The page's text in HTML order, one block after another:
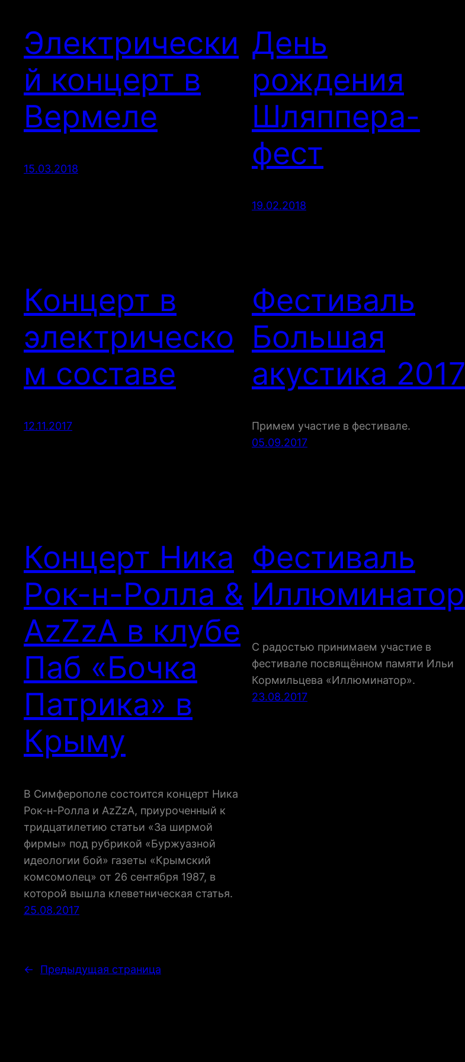
Электрически
й концерт в
Вермеле
15.03.2018
День
рождения
Шляппера-
фест
19.02.2018
Концерт в
электрическо
м составе
12.11.2017
Фестиваль
Большая
акустика 2017
Примем участие в фестивале.
05.09.2017
Концерт Ника
Рок-н-Ролла &
AzZzA в клубе
Паб «Бочка
Патрика» в
Крыму
В Симферополе состоится концерт Ника
Рок-н-Ролла и AzZzA, приуроченный к
тридцатилетию статьи «За ширмой
фирмы» под рубрикой «Буржуазной
идеологии бой» газеты «Крымский
комсомолец» от 26 сентября 1987, в
которой вышла клеветническая статья.
25.08.2017
Фестиваль
Иллюминатор
С радостью принимаем участие в
фестивале посвящённом памяти Ильи
Кормильцева «Иллюминатор».
23.08.2017
← Предыдущая страница